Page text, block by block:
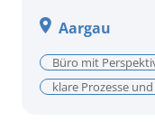
Aargau
Büro mit
klare Prozesse